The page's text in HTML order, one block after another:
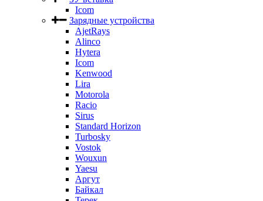
Icom
Зарядные устройства
AjetRays
Alinco
Hytera
Icom
Kenwood
Lira
Motorola
Racio
Sirus
Standard Horizon
Turbosky
Vostok
Wouxun
Yaesu
Аргут
Байкал